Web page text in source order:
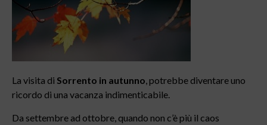
La visita di Sorrento in autunno, potrebbe diventare uno
ricordo di una vacanza indimenticabile.
Da settembre ad ottobre, quando non c’è più il caos